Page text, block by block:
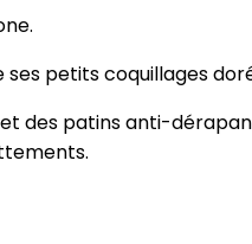
petits coquillages
des patins anti-